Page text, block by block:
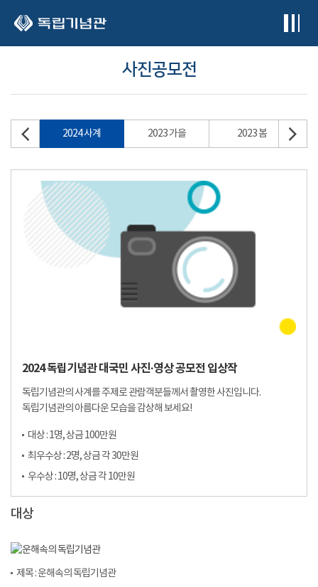
사진공모전
2024 사계 2023 가을 2023 봄
2024 독립기념관 대국민 사진·영상 공모전 입상작
독립기념관의 사계를 주제로 관람객분들께서 촬영한 사진입니다.
독립기념관의 아름다운 모습을 감상해 보세요!
대상 : 1명, 상금 100만원
최우수상 : 2명, 상금 각 30만원
우수상 : 10명, 상금 각 10만원
대상
제목 : 운해속의 독립기념관